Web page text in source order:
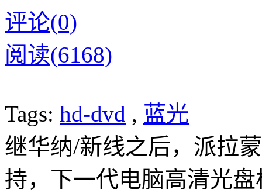
评论(0)
阅读(6168)
Tags: hd-dvd , 蓝光
继华纳/新线之后，派拉
持，下一代电脑高清光